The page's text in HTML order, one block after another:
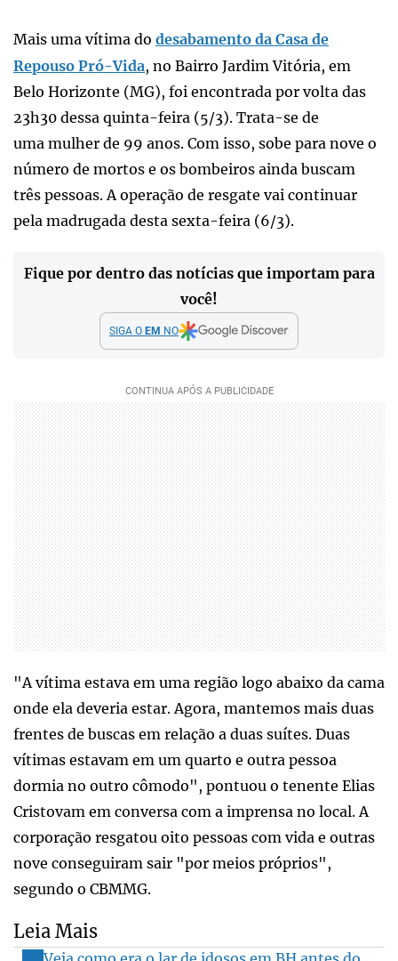
Mais uma vítima do desabamento da Casa de
Repouso Pró-Vida, no Bairro Jardim Vitória, em
Belo Horizonte (MG), foi encontrada por volta das
23h30 dessa quinta-feira (5/3). Trata-se de
uma mulher de 99 anos. Com isso, sobe para nove o
número de mortos e os bombeiros ainda buscam
três pessoas. A operação de resgate vai continuar
pela madrugada desta sexta-feira (6/3).
Fique por dentro das notícias que importam para
você!
SIGA O EM NO
"A vítima estava em uma região logo abaixo da cama
onde ela deveria estar. Agora, mantemos mais duas
frentes de buscas em relação a duas suítes. Duas
vítimas estavam em um quarto e outra pessoa
dormia no outro cômodo", pontuou o tenente Elias
Cristovam em conversa com a imprensa no local. A
corporação resgatou oito pessoas com vida e outras
nove conseguiram sair "por meios próprios",
segundo o CBMMG.
Leia Mais